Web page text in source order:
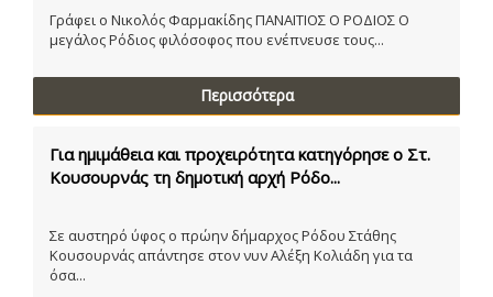
Γράφει ο Νικολός Φαρμακίδης ΠΑΝΑΙΤΙΟΣ Ο ΡΟΔΙΟΣ Ο
μεγάλος Ρόδιος φιλόσοφος που ενέπνευσε τους...
Περισσότερα
Για ημιμάθεια και προχειρότητα κατηγόρησε ο Στ.
Κουσουρνάς τη δημοτική αρχή Ρόδο...
Σε αυστηρό ύφος ο πρώην δήμαρχος Ρόδου Στάθης
Κουσουρνάς απάντησε στον νυν Αλέξη Κολιάδη για τα
όσα...